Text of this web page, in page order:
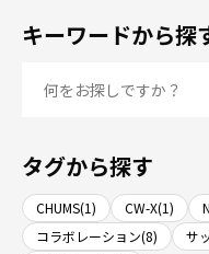
キーワードから探
タグから探す
CHUMS(1) CW-X(1)
コラボレーション(8)
サ